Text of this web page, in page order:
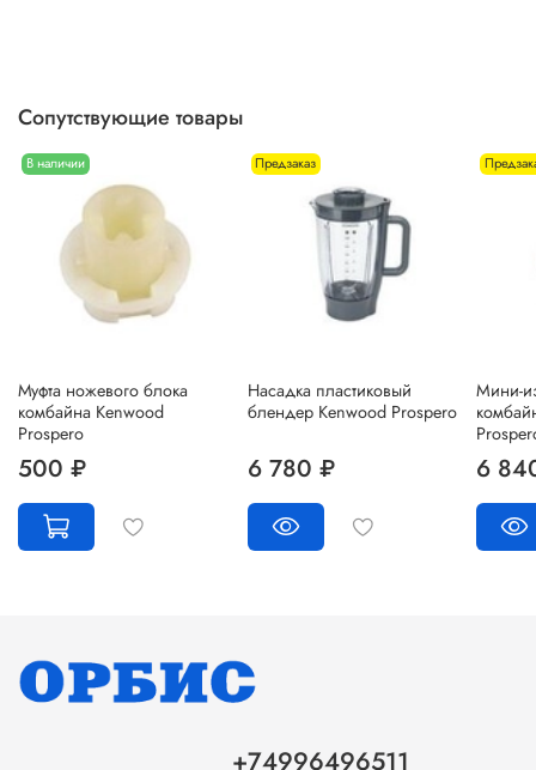
Сопутствующие товары
В наличии
Муфта ножевого блока
комбайна Kenwood
Prospero
500 ₽
Предзаказ
Насадка пластиковый
блендер Kenwood Prospero
6 780 ₽
Мини-
6
+74996496511